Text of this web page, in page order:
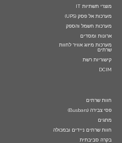
מוצרי תשתיות IT
מערכות אל פסק (UPS)
מערכות חשמל והספק
ארונות ומסדים
מערכות מיזוג אוויר לחוות
שרתים
קישוריות רשת
DCIM
חוות שרתים
פסי צבירה (Busbars)
מתגים
חוות שרתים ניידים ובמכולה
בקרה סביבתית